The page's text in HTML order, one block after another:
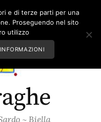
~ Biella
e di terze parti per una
Proseguendo nel sito
utilizzo